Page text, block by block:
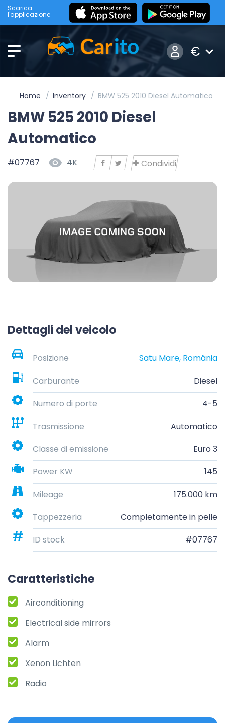
Scarica
l'applicazione
€
Home Inventory BMW 525 2010 Diesel Automatico
BMW 525 2010 Diesel
Automatico
#07767 4K Condividi
Dettagli del veicolo
Posizione
Satu Mare, România
Carburante
Diesel
Numero di porte
4-5
Trasmissione
Automatico
Classe di emissione
Euro 3
Power KW
145
Mileage
175.000 km
Tappezzeria
Completamente in pelle
ID stock
#07767
Caratteristiche
Airconditioning
Electrical side mirrors
Alarm
Xenon Lichten
Radio